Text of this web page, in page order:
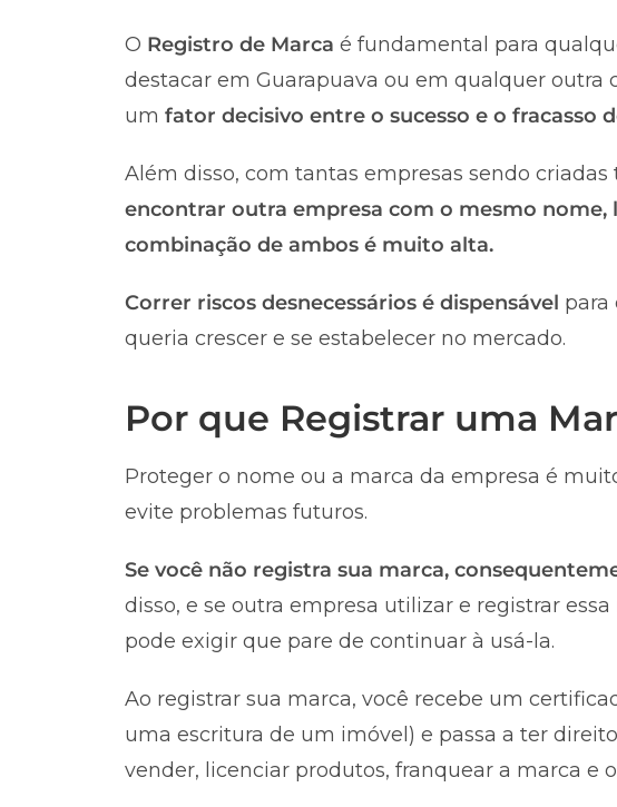
O Registro de Marca é fundamental para
destacar em Guarapuava ou em qualquer outra
um fator decisivo entre o sucesso e o fracasso
Além disso, com tantas empresas sendo criadas
encontrar outra empresa com o mesmo nome,
combinação de ambos é muito alta.
Correr riscos desnecessários é dispensável para
queria crescer e se estabelecer no mercado.
Por que Registrar uma
Proteger o nome ou a marca da empresa é
evite problemas futuros.
Se você não registra sua marca,
disso, e se outra empresa utilizar e registrar
pode exigir que pare de continuar à usá-la.
Ao registrar sua marca, você recebe um
uma escritura de um imóvel) e passa a ter
vender, licenciar produtos, franquear a marca e